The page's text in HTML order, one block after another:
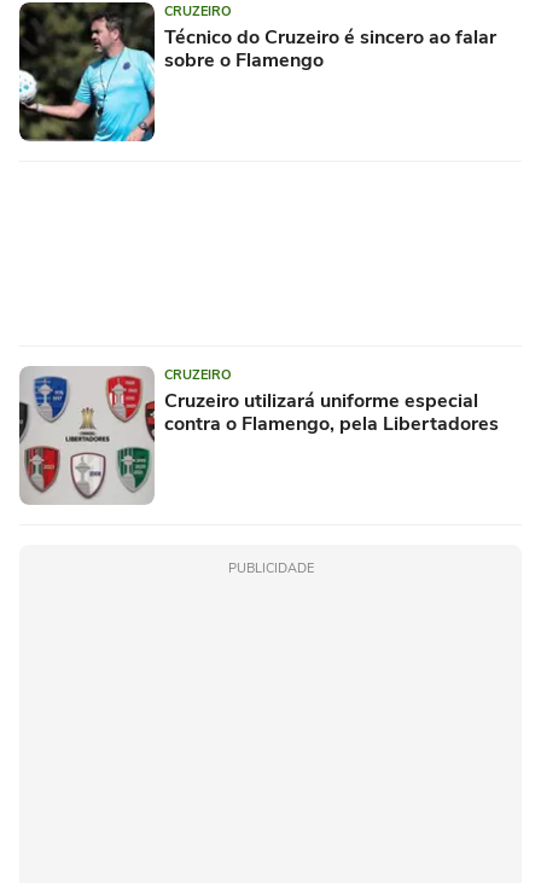
CRUZEIRO
Técnico do Cruzeiro é sincero ao falar
sobre o Flamengo
CRUZEIRO
Cruzeiro utilizará uniforme especial
contra o Flamengo, pela Libertadores
PUBLICIDADE